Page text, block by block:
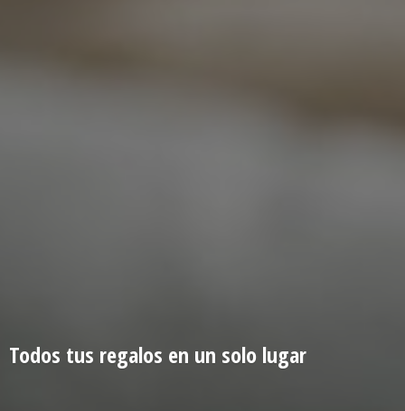
Todos tus regalos en un solo lugar